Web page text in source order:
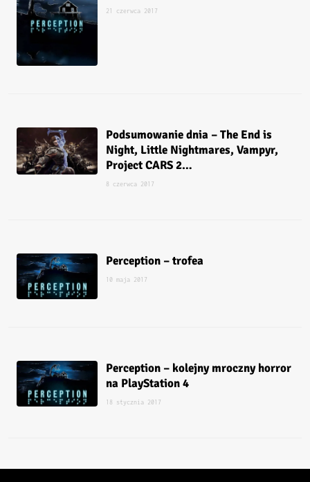
21 czerwca 2017
Podsumowanie dnia – The End is
Night, Little Nightmares, Vampyr,
Project CARS 2…
8 czerwca 2017
Perception – trofea
10 maja 2017
Perception – kolejny mroczny horror
na PlayStation 4
18 stycznia 2017